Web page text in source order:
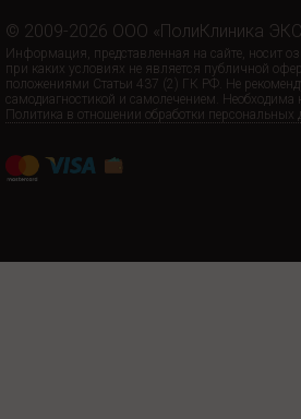
© 2009-2026 ООО «ПолиКлиника
Информация, представленная на сайте, носит
при каких условиях не является публичной
положениями Статьи 437 (2) ГК РФ. Не
самодиагностикой и самолечением. Необходима
Политика в отношении обработки персональных